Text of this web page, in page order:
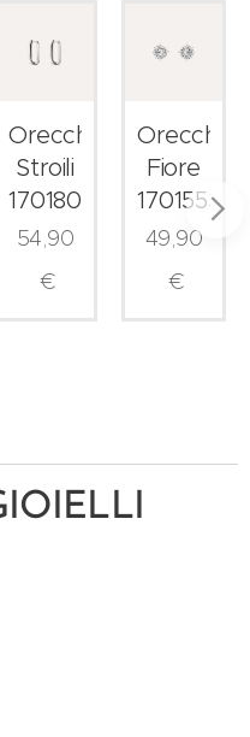
Orecchini
Stroili
1701804
54,90
€
Orecchini
Fiore
1701553
49,90
€